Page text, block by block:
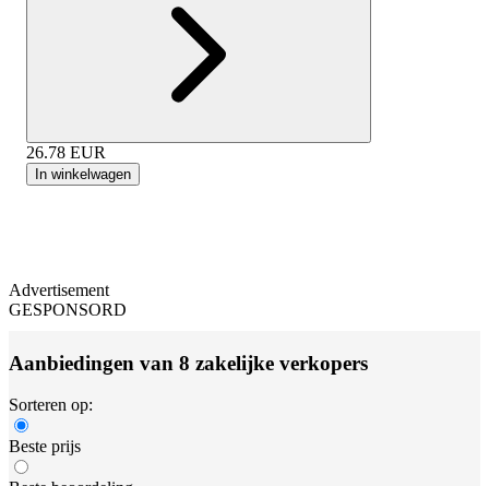
26.78 EUR
In winkelwagen
Advertisement
GESPONSORD
Aanbiedingen van 8 zakelijke verkopers
Sorteren op:
Beste prijs